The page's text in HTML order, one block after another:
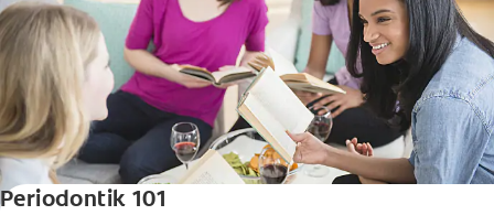
Periodontik 101